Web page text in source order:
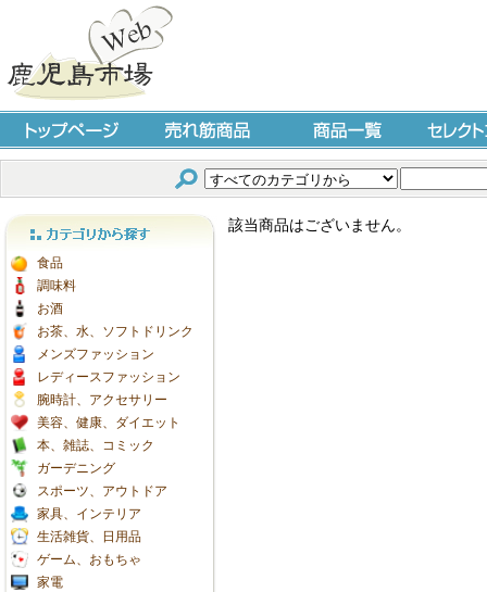
トップページ 売れ筋商品 商品一覧 セレクト
カテゴリから探す
食品
調味料
お酒
お茶、水、ソフトドリンク
メンズファッション
レディースファッション
腕時計、アクセサリー
美容、健康、ダイエット
本、雑誌、コミック
ガーデニング
スポーツ、アウトドア
家具、インテリア
生活雑貨、日用品
ゲーム、おもちゃ
家電
該当商品はございません。